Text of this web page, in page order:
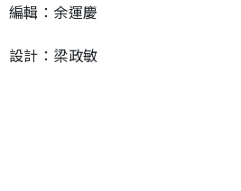
編輯：余運慶
設計：梁政敏